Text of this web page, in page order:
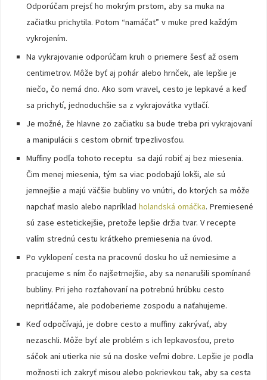
Odporúčam prejsť ho mokrým prstom, aby sa muka na
začiatku prichytila. Potom “namáčat” v muke pred každým
vykrojením.
Na vykrajovanie odporúčam kruh o priemere šesť až osem
centimetrov. Môže byť aj pohár alebo hrnček, ale lepšie je
niečo, čo nemá dno. Ako som vravel, cesto je lepkavé a keď
sa prichytí, jednoduchšie sa z vykrajovátka vytlačí.
Je možné, že hlavne zo začiatku sa bude treba pri vykrajovaní
a manipulácii s cestom obrniť trpezlivosťou.
Muffiny podľa tohoto receptu sa dajú robiť aj bez miesenia.
Čim menej miesenia, tým sa viac podobajú lokši, ale sú
jemnejšie a majú väčšie bubliny vo vnútri, do ktorých sa môže
napchať maslo alebo napríkladholandská omáčka. Premiesené
sú zase estetickejšie, pretože lepšie držia tvar. V recepte
valím strednú cestu krátkeho premiesenia na úvod.
Po vyklopení cesta na pracovnú dosku ho už nemiesime a
pracujeme s ním čo najšetrnejšie, aby sa nenarušili spomínané
bubliny. Pri jeho rozťahovaní na potrebnú hrúbku cesto
nepritláčame, ale podoberieme zospodu a naťahujeme.
Keď odpočívajú, je dobre cesto a muffiny zakrývať, aby
nezaschli. Môže byť ale problém s ich lepkavosťou, preto
sáčok ani utierka nie sú na doske veľmi dobre. Lepšie je podla
možnosti ich zakryť misou alebo pokrievkou tak, aby sa cesta